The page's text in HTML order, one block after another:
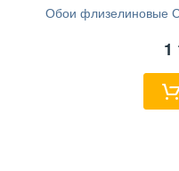
Обои флизелиновые
1